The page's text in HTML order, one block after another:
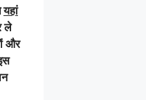
यहां
ले
और